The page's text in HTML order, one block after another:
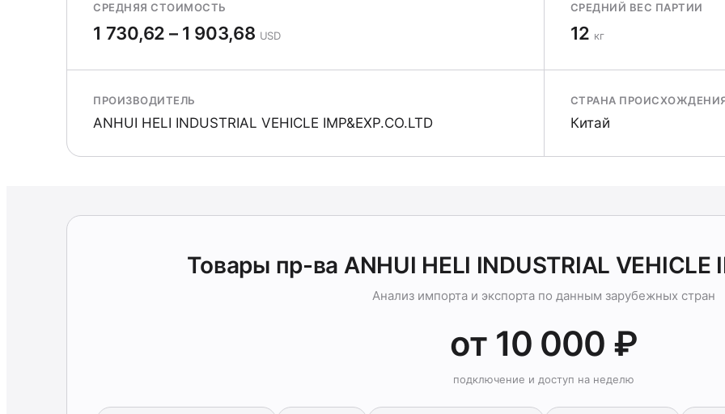
СРЕДНЯЯ СТОИМОСТЬ
1 730,62 – 1 903,68 USD
СРЕДНИЙ ВЕС ПАРТИИ
12 кг
ПРОИЗВОДИТЕЛЬ
ANHUI HELI INDUSTRIAL VEHICLE IMP&EXP.CO.LTD
СТРАНА
Китай
Товары пр-ва ANHUI HELI INDUSTRIAL VEHICLE
Анализ импорта и экспорта по данным зарубежных стран
от 10 000 ₽
подключение и доступ на неделю